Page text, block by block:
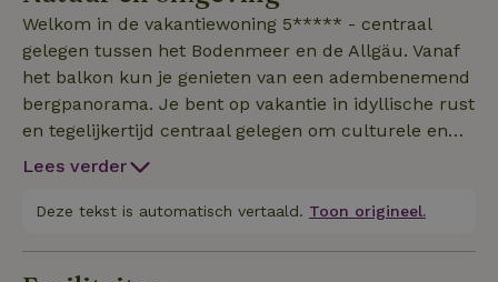
ingericht en een uitgebreide basisuitrusting (bijv.
wasmachine, kluis) is natuurlijk aanwezig. De hele
vakantiewoning op de 1e verdieping, inclusief
balkon, staat tot je beschikking. De ingang is apart.
In het warme seizoen kun je het jezelf gemakkelijk
maken tussen onze fruitbomen op de omliggende
Welkom in de vakantiewoning 5***** - centraal
gelegen tussen het Bodenmeer en de Allgäu. Vanaf
het balkon kun je genieten van een adembenemend
bergpanorama. Je bent op vakantie in idyllische rust
en tegelijkertijd centraal gelegen om culturele en
culinaire hoogstandjes te ontdekken en ervan te
een hoge standaard. Stelletjes, singles en gezinnen
Lees verder
Deze tekst is automatisch vertaald. Toon origineel.